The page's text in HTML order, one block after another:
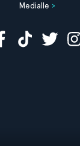
Medialle